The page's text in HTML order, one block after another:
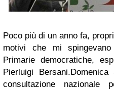
Poco più di un anno fa,
motivi che mi
Primarie democratiche,
Pierluigi
consultazione nazionale